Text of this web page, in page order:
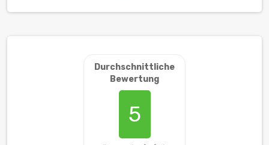
Durchschnittliche
Bewertung
5